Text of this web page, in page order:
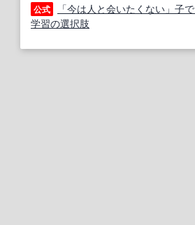
公式
「今は人と会いたくない」子
学習の選択肢